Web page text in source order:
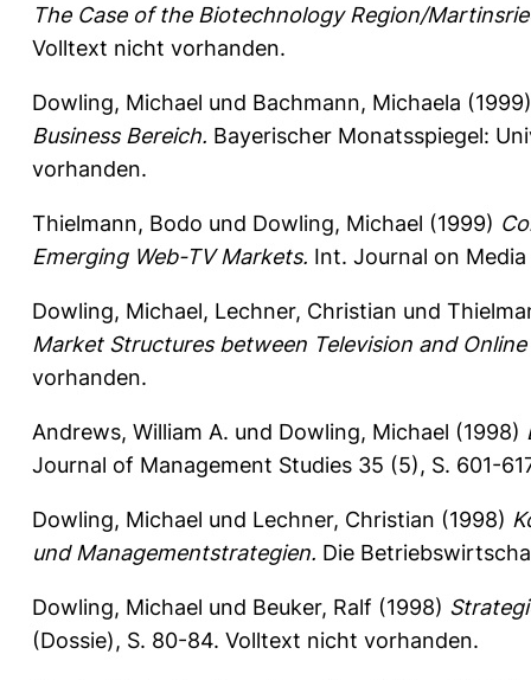
The Case of the Biotechnology Region/
Volltext nicht vorhanden.
Dowling, Michael und Bachmann, Michaela
Business Bereich. Bayerischer Monatsspiegel:
vorhanden.
Thielmann, Bodo und Dowling, Michael (1999)
Emerging Web-TV Markets. Int. Journal on
Dowling, Michael, Lechner, Christian und
Market Structures between Television and Online
vorhanden.
Andrews, William A. und Dowling, Michael (1998)
Journal of Management Studies 35 (5), S. 601-
Dowling, Michael und Lechner, Christian (1998)
und Managementstrategien. Die
Dowling, Michael und Beuker, Ralf (1998)
(Dossie), S. 80-84. Volltext nicht vorhanden.